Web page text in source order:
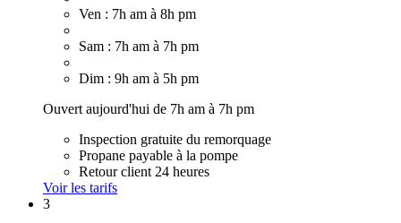
Ven : 7h am à 8h pm
Sam : 7h am à 7h pm
Dim : 9h am à 5h pm
Ouvert aujourd'hui de 7h am à 7h pm
Inspection gratuite du remorquage
Propane payable à la pompe
Retour client 24 heures
Voir les tarifs
3